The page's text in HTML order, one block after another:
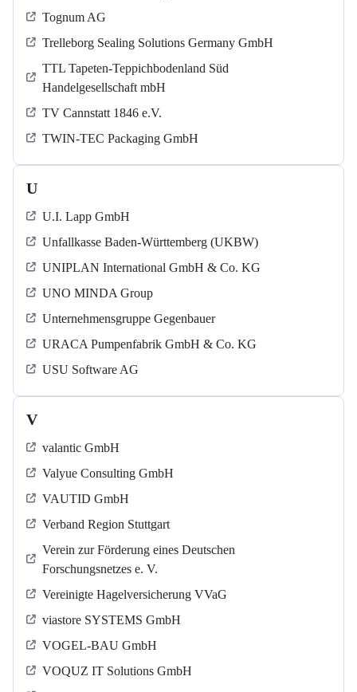
Tognum AG
Trelleborg Sealing Solutions Germany GmbH
TTL Tapeten-Teppichbodenland Süd
Handelgesellschaft mbH
TV Cannstatt 1846 e.V.
TWIN-TEC Packaging GmbH
U
U.I. Lapp GmbH
Unfallkasse Baden-Württemberg (UKBW)
UNIPLAN International GmbH & Co. KG
UNO MINDA Group
Unternehmensgruppe Gegenbauer
URACA Pumpenfabrik GmbH & Co. KG
USU Software AG
V
valantic GmbH
Valyue Consulting GmbH
VAUTID GmbH
Verband Region Stuttgart
Verein zur Förderung eines Deutschen
Forschungsnetzes e. V.
Vereinigte Hagelversicherung VVaG
viastore SYSTEMS GmbH
VOGEL-BAU GmbH
VOQUZ IT Solutions GmbH